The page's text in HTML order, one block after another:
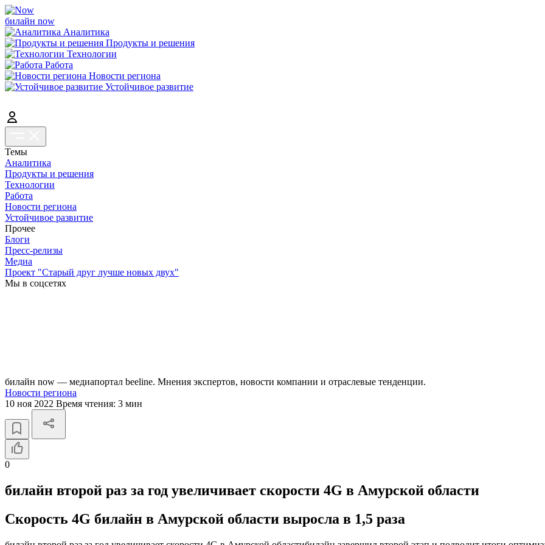
билайн now
Аналитика
Продукты и решения
Технологии
Работа
Новости региона
Устойчивое развитие
Темы
Аналитика
Продукты и решения
Технологии
Работа
Новости региона
Устойчивое развитие
Прочее
Блоги
Пресс-релизы
Медиа
Проект "Старый друг лучше новых двух"
Мы в соцсетях
билайн now — медиапортал beeline. Мнения экспертов, новости компании и отраслевые тенденции.
Новости региона
10 ноя 2022 Время чтения: 3 мин
0
билайн второй раз за год увеличивает скорости 4G в Амурской области
Скорость 4G билайн в Амурской области выросла в 1,5 раза